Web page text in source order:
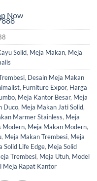
Now
Solid, Meja Makan, Meja
, Desain Meja Makan
, Furniture Expor, Harga
, Meja Kantor Besar, Meja
Duco, Meja Makan Jati Solid,
Marmer Stainless, Meja
Modern, Meja Makan Modern,
, Meja Makan Trembesi, Meja
Solid Life Edge, Meja Solid
Trembesi, Meja Utuh, Model
Meja Rapat Kantor